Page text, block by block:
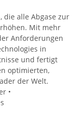
die alle Abgase zur
Mit mehr
Anforderungen
in
und fertigt
optimierten,
der Welt.
•